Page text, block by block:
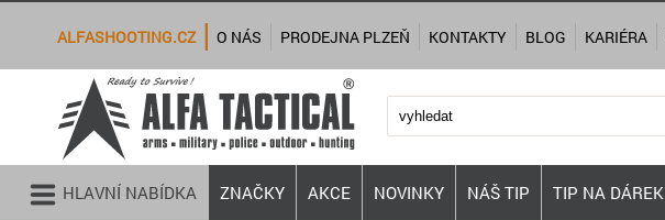
HLAVNÍ NABÍDKA ZNAČKY AKCE NOVINKY NÁŠ TIP TIP NA DÁREK
ALFASHOOTING.CZ O NÁS PRODEJNA PLZEŇ KONTAKTY BLOG KARIÉRA